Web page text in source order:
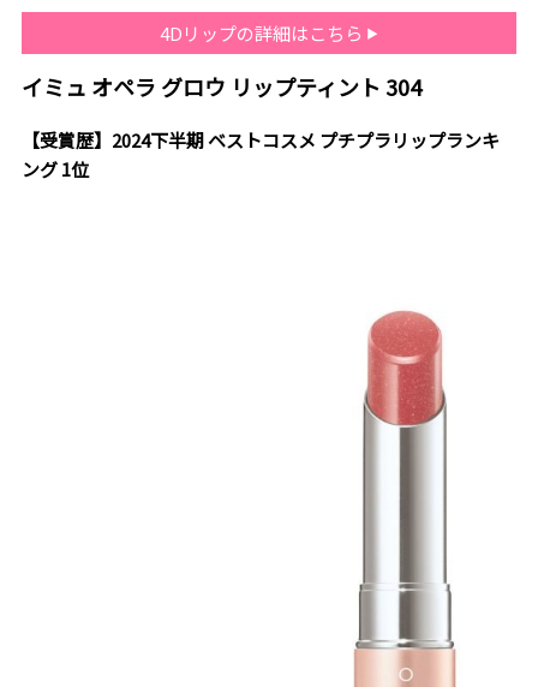
4Dリップの詳細はこちら
イミュ オペラ グロウ リップティント 304
【受賞歴】2024下半期 ベストコスメ プチプラリップランキ
ング 1位